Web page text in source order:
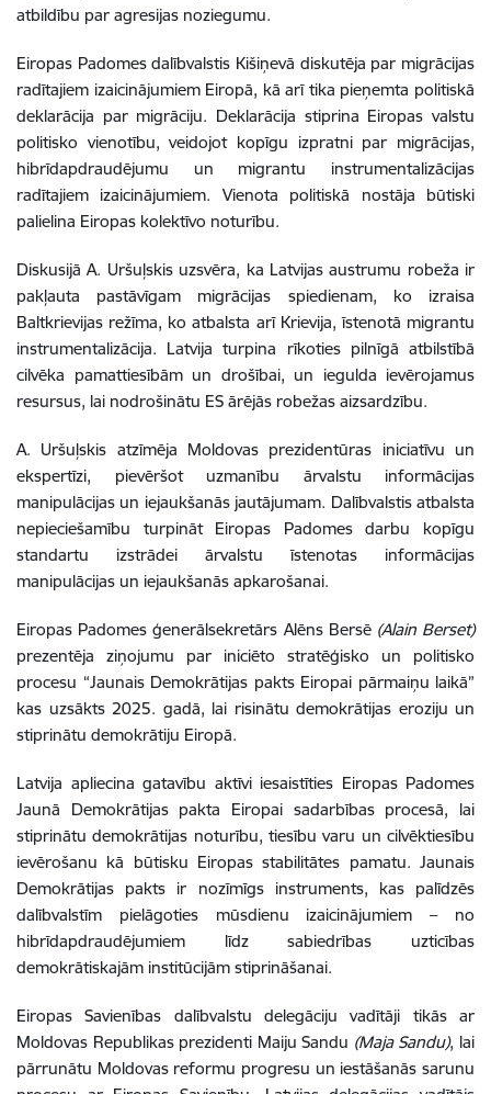
atbildību par agresijas noziegumu.
Eiropas Padomes dalībvalstis Kišiņevā diskutēja par migrācijas
radītajiem izaicinājumiem Eiropā, kā arī tika pieņemta politiskā
deklarācija par migrāciju. Deklarācija stiprina Eiropas valstu
politisko vienotību, veidojot kopīgu izpratni par migrācijas,
hibrīdapdraudējumu un migrantu instrumentalizācijas
radītajiem izaicinājumiem. Vienota politiskā nostāja būtiski
palielina Eiropas kolektīvo noturību.
Diskusijā A. Uršuļskis uzsvēra, ka Latvijas austrumu robeža ir
pakļauta pastāvīgam migrācijas spiedienam, ko izraisa
Baltkrievijas režīma, ko atbalsta arī Krievija, īstenotā migrantu
instrumentalizācija. Latvija turpina rīkoties pilnīgā atbilstībā
cilvēka pamattiesībām un drošībai, un iegulda ievērojamus
resursus, lai nodrošinātu ES ārējās robežas aizsardzību.
A. Uršuļskis atzīmēja Moldovas prezidentūras iniciatīvu un
ekspertīzi, pievēršot uzmanību ārvalstu informācijas
manipulācijas un iejaukšanās jautājumam. Dalībvalstis atbalsta
nepieciešamību turpināt Eiropas Padomes darbu kopīgu
standartu izstrādei ārvalstu īstenotas informācijas
manipulācijas un iejaukšanās apkarošanai.
Eiropas Padomes ģenerālsekretārs Alēns Bersē (Alain Berset)
prezentēja ziņojumu par iniciēto stratēģisko un politisko
procesu “Jaunais Demokrātijas pakts Eiropai pārmaiņu laikā”
kas uzsākts 2025. gadā, lai risinātu demokrātijas eroziju un
stiprinātu demokrātiju Eiropā.
Latvija apliecina gatavību aktīvi iesaistīties Eiropas Padomes
Jaunā Demokrātijas pakta Eiropai sadarbības procesā, lai
stiprinātu demokrātijas noturību, tiesību varu un cilvēktiesību
ievērošanu kā būtisku Eiropas stabilitātes pamatu. Jaunais
Demokrātijas pakts ir nozīmīgs instruments, kas palīdzēs
dalībvalstīm pielāgoties mūsdienu izaicinājumiem – no
hibrīdapdraudējumiem līdz sabiedrības uzticības
demokrātiskajām institūcijām stiprināšanai.
Eiropas Savienības dalībvalstu delegāciju vadītāji tikās ar
Moldovas Republikas prezidenti Maiju Sandu (Maja Sandu), lai
pārrunātu Moldovas reformu progresu un iestāšanās sarunu